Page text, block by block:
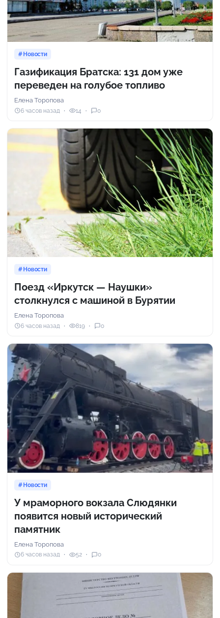
Новости
Газификация Братска: 131 дом уже
переведен на голубое топливо
Елена Торопова
6 часов назад 14 0
Новости
Поезд «Иркутск — Наушки»
столкнулся с машиной в Бурятии
Елена Торопова
6 часов назад 819 0
Новости
У мраморного вокзала Слюдянки
появится новый исторический
памятник
Елена Торопова
6 часов назад 52 0